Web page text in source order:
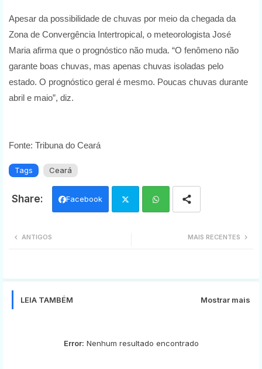
Apesar da possibilidade de chuvas por meio da chegada da
Zona de Convergência Intertropical, o meteorologista José
Maria afirma que o prognóstico não muda. “O fenômeno não
garante boas chuvas, mas apenas chuvas isoladas pelo
estado. O prognóstico geral é mesmo. Poucas chuvas durante
abril e maio”, diz.
Fonte: Tribuna do Ceará
Tags Ceará
Facebook
MAIS RECENTES
ANTIGOS
LEIA TAMBÉM Mostrar mais
Error: Nenhum resultado encontrado